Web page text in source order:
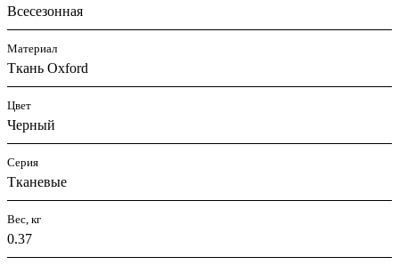
Всесезонная
Материал
Ткань Oxford
Цвет
Черный
Серия
Тканевые
Вес, кг
0.37